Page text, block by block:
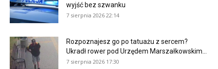
wyjść bez szwanku
7 sierpnia 2026 22:14
Rozpoznajesz go po tatuażu z sercem?
Ukradł rower pod Urzędem Marszałkowskim...
7 sierpnia 2026 17:30